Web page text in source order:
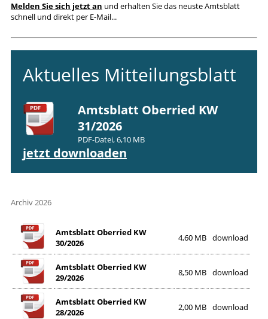
Melden Sie sich jetzt an und erhalten Sie das neuste Amtsblatt
schnell und direkt per E-Mail...
Aktuelles Mitteilungsblatt
Amtsblatt Oberried KW
31/2026
PDF-Datei, 6,10 MB
jetzt downloaden
Archiv 2026
Amtsblatt Oberried KW
30/2026
4,60 MB download
Amtsblatt Oberried KW
29/2026
8,50 MB download
Amtsblatt Oberried KW
28/2026
2,00 MB download